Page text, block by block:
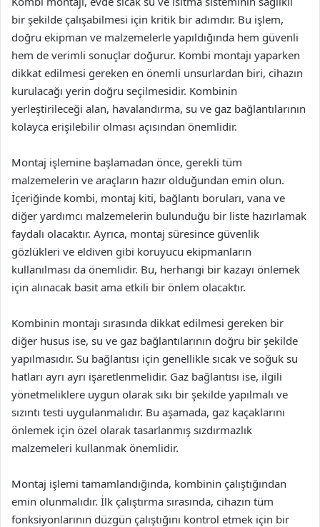
bir şekilde çalışabilmesi için kritik bir adımdır. Bu işlem,
doğru ekipman ve malzemelerle yapıldığında hem güvenli
hem de verimli sonuçlar doğurur. Kombi montajı yaparken
dikkat edilmesi gereken en önemli unsurlardan biri, cihazın
kurulacağı yerin doğru seçilmesidir. Kombinin
yerleştirileceği alan, havalandırma, su ve gaz bağlantılarının
kolayca erişilebilir olması açısından önemlidir.
Montaj işlemine başlamadan önce, gerekli tüm
malzemelerin ve araçların hazır olduğundan emin olun.
İçeriğinde kombi, montaj kiti, bağlantı boruları, vana ve
diğer yardımcı malzemelerin bulunduğu bir liste hazırlamak
faydalı olacaktır. Ayrıca, montaj süresince güvenlik
gözlükleri ve eldiven gibi koruyucu ekipmanların
kullanılması da önemlidir. Bu, herhangi bir kazayı önlemek
için alınacak basit ama etkili bir önlem olacaktır.
Kombinin montajı sırasında dikkat edilmesi gereken bir
diğer husus ise, su ve gaz bağlantılarının doğru bir şekilde
yapılmasıdır. Su bağlantısı için genellikle sıcak ve soğuk su
hatları ayrı ayrı işaretlenmelidir. Gaz bağlantısı ise, ilgili
yönetmeliklere uygun olarak sıkı bir şekilde yapılmalı ve
sızıntı testi uygulanmalıdır. Bu aşamada, gaz kaçaklarını
önlemek için özel olarak tasarlanmış sızdırmazlık
malzemeleri kullanmak önemlidir.
Montaj işlemi tamamlandığında, kombinin çalıştığından
emin olunmalıdır. İlk çalıştırma sırasında, cihazın tüm
fonksiyonlarının düzgün çalıştığını kontrol etmek için bir